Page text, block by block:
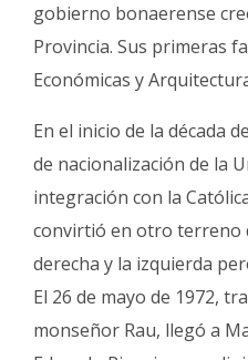
gobierno bonaerense
Provincia. Sus primeras
Económicas y
En el inicio de la década
de nacionalización de la
integración con la
convirtió en otro terreno
derecha y la izquierda
El 26 de mayo de 1972,
monseñor Rau, llegó a